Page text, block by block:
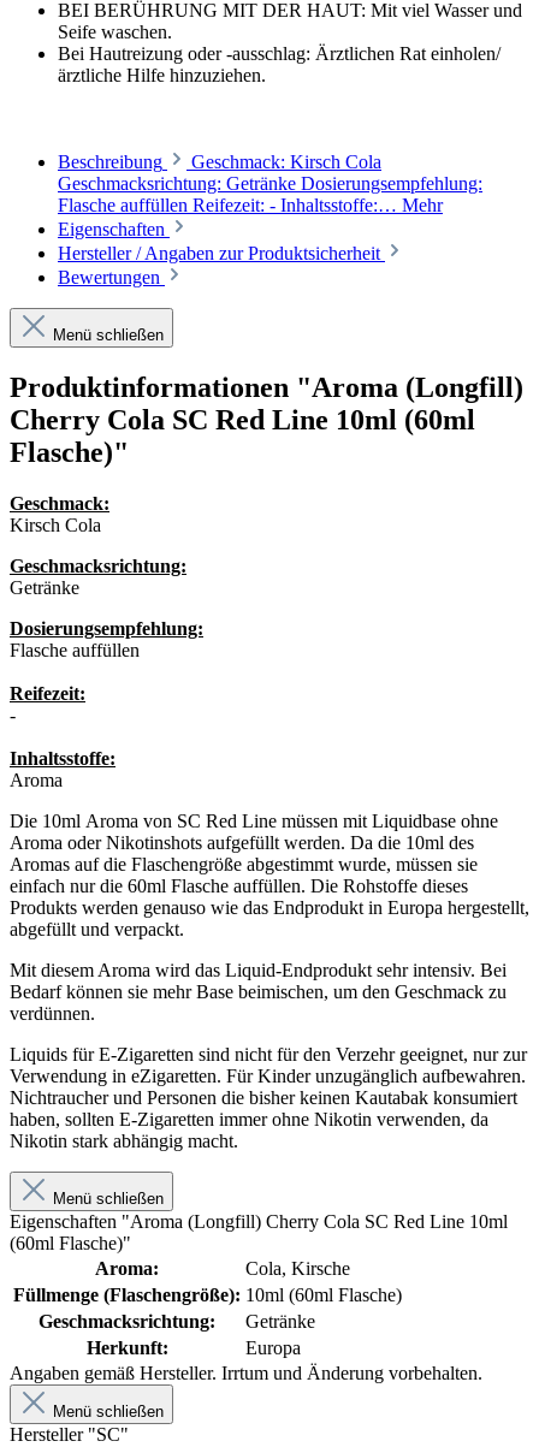
BEI BERÜHRUNG MIT DER HAUT: Mit viel Wasser und
Seife waschen.
Bei Hautreizung oder -ausschlag: Ärztlichen Rat einholen/
ärztliche Hilfe hinzuziehen.
Beschreibung
Geschmack: Kirsch Cola
Geschmacksrichtung: Getränke Dosierungsempfehlung:
Flasche auffüllen Reifezeit: - Inhaltsstoffe:… Mehr
Eigenschaften
Hersteller / Angaben zur Produktsicherheit
Bewertungen
Menü schließen
Produktinformationen "Aroma (Longfill)
Cherry Cola SC Red Line 10ml (60ml
Flasche)"
Geschmack:
Kirsch Cola
Geschmacksrichtung:
Getränke
Dosierungsempfehlung:
Flasche auffüllen
Reifezeit:
-
Inhaltsstoffe:
Aroma
Die 10ml Aroma von SC Red Line müssen mit Liquidbase ohne
Aroma oder Nikotinshots aufgefüllt werden. Da die 10ml des
Aromas auf die Flaschengröße abgestimmt wurde, müssen sie
einfach nur die 60ml Flasche auffüllen. Die Rohstoffe dieses
Produkts werden genauso wie das Endprodukt in Europa hergestellt,
abgefüllt und verpackt.
Mit diesem Aroma wird das Liquid-Endprodukt sehr intensiv. Bei
Bedarf können sie mehr Base beimischen, um den Geschmack zu
verdünnen.
Liquids für E-Zigaretten sind nicht für den Verzehr geeignet, nur zur
Verwendung in eZigaretten. Für Kinder unzugänglich aufbewahren.
Nichtraucher und Personen die bisher keinen Kautabak konsumiert
haben, sollten E-Zigaretten immer ohne Nikotin verwenden, da
Nikotin stark abhängig macht.
Menü schließen
Eigenschaften "Aroma (Longfill) Cherry Cola SC Red Line 10ml
(60ml Flasche)"
Aroma:
Cola, Kirsche
Füllmenge (Flaschengröße): 10ml (60ml Flasche)
Geschmacksrichtung:
Getränke
Herkunft:
Europa
Angaben gemäß Hersteller. Irrtum und Änderung vorbehalten.
Menü schließen
Hersteller "SC"